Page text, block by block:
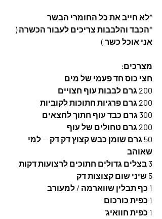
*לא חייב את כל החומרי הבשר
*הכבד והלבבות צריכים לעבור הכשרה (
אני אוכל כשר )
מצרכים:
חצי כוס חד פעמי של מים
200 גרם לבבות עוף חצויים
200 גרם פרגיות חתוכות לקוביות
300 גרם כבד עוף חתוך לחצאים
200 גרם טחולים של עוף
50 גרם שומן כבש קצוץ דק דק -- למי
שאוהב
3 בצלים גדולים חתוכים לרצועות דקות
5 שיני שום קצוצות דק
1 כף תבלין שווארמה / למעורב
1 כפית כורכום
1 כפית חוואיג'